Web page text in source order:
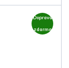
Doprava
zdarma